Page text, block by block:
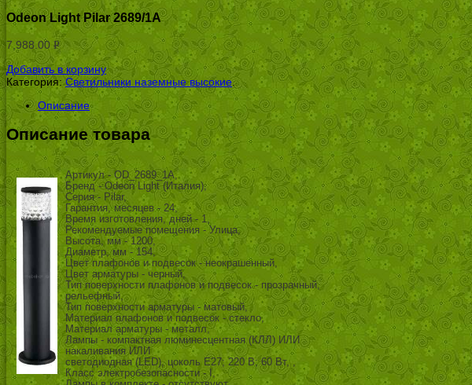
Odeon Light Pilar 2689/1A
7,988.00 Р
УБ.
Добавить в корзину
Категория:Светильники наземные высокие.
Описание
Описание товара
Артикул - OD_2689_1A,
Бренд - Odeon Light (Италия),
Серия - Pilar,
Гарантия, месяцев - 24,
Время изготовления, дней - 1,
Рекомендуемые помещения - Улица,
Высота, мм - 1200,
Диаметр, мм - 154,
Цвет плафонов и подвесок - неокрашенный,
Цвет арматуры - черный,
Тип поверхности плафонов и подвесок - прозрачный,
рельефный,
Тип поверхности арматуры - матовый,
Материал плафонов и подвесок - стекло,
Материал арматуры - металл,
Лампы - компактная люминесцентная (КЛЛ) ИЛИ
накаливания ИЛИ
светодиодная (LED), цоколь E27; 220 В; 60 Вт, ,
Класс электробезопасности - I,